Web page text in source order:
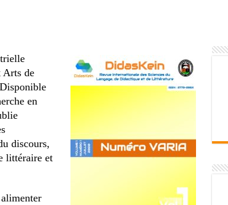
Arts de
en
discours,
littéraire et